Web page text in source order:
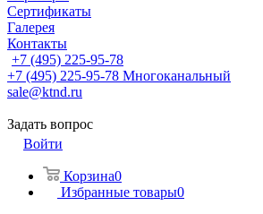
Сертификаты
Галерея
Контакты
+7 (495) 225-95-78
+7 (495) 225-95-78 Многоканальный
sale@ktnd.ru
Задать вопрос
Войти
Корзина0
Избранные товары0